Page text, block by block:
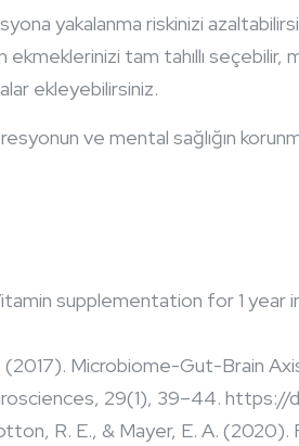
yakalanma riskinizi
ekmeklerinizi tam tahıllı
ekleyebilirsiniz.
ve mental sağlığın
supplementation for 1
(2017). Microbiome-Gut-Brain
29(1), 39–44. https://
R. E., & Mayer, E. A.